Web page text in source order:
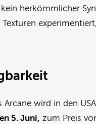
herkömmlicher
wird in den
5. Juni, zum Preis